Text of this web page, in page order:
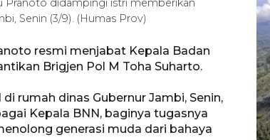
Pranoto didampingi istri memberikan
Senin (3/9). (Humas Prov)
resmi menjabat Kepala Badan
Brigjen Pol M Toha Suharto.
rumah dinas Gubernur Jambi, Senin,
Kepala BNN, baginya tugasnya
generasi muda dari bahaya